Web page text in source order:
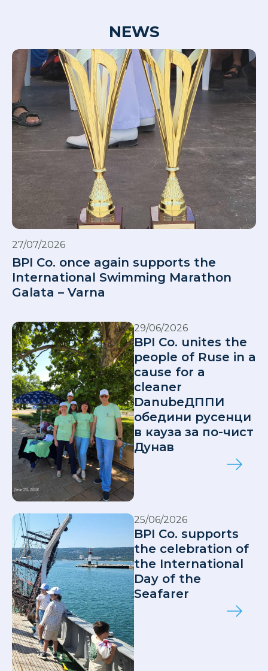
NEWS
27/07/2026
BPI Co. once again supports the
International Swimming Marathon
Galata – Varna
29/06/2026
BPI Co. unites the
people of Ruse in a
cause for a
cleaner
DanubeДППИ
обедини русенци
в кауза за по-чист
Дунав
25/06/2026
BPI Co. supports
the celebration of
the International
Day of the
Seafarer